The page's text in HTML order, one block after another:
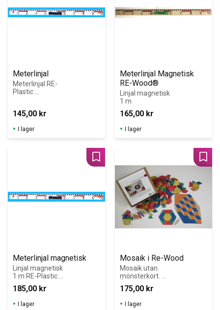
är unika.
Meterlinjal
Meterlinjal RE-
Plastic
145,00 kr
I lager
Meterlinjal Magnetisk
RE-Wood®
Linjal magnetisk
1 m
165,00 kr
I lager
Meterlinjal magnetisk
Linjal magnetisk
1 m RE-Plastic
(återvunnen
plast)
185,00 kr
Lägg till i favoriter
I lager
Mosaik i Re-Wood
Mosaik utan
mönsterkort.
Återvunnet trä.
175,00 kr
I lager